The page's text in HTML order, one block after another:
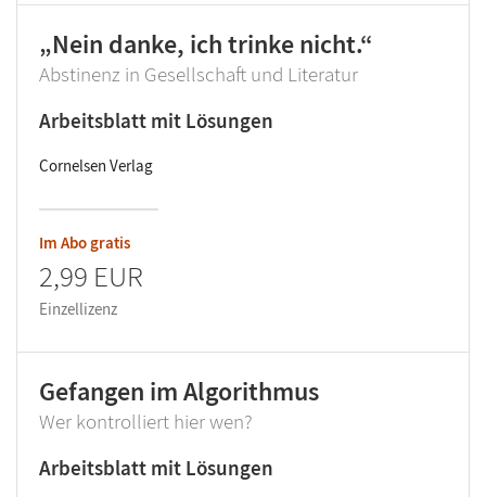
Klassenstufe
„Nein danke, ich trinke nicht.“
Abstinenz in Gesellschaft und Literatur
Arbeitsblatt mit Lösungen
Cornelsen Verlag
Im Abo gratis
2,99 EUR
Einzellizenz
Gefangen im Algorithmus
Wer kontrolliert hier wen?
Arbeitsblatt mit Lösungen